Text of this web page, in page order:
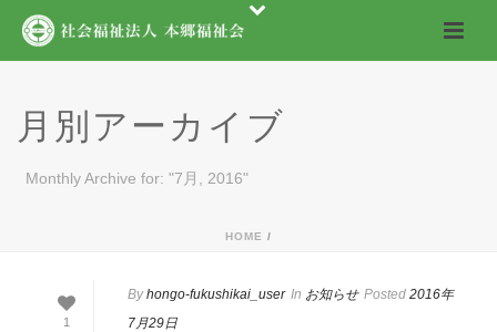
月別アーカイブ
Monthly Archive for: "7月, 2016"
HOME /
1
By hongo-fukushikai_user In お知らせ Posted 2016年
7月29日